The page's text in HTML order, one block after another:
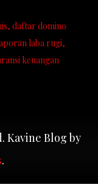
daftar domino
laba rugi
keuangan
Blog by
.